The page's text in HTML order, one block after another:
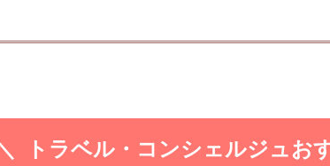
トラベル・コンシェルジュお